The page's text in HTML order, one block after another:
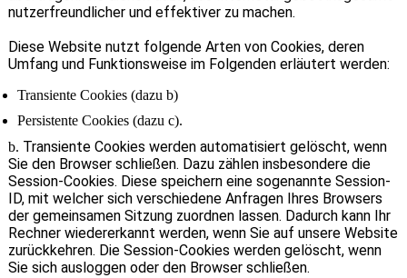
nutzerfreundlicher und effektiver zu machen.
Diese Website nutzt folgende Arten von Cookies, deren
Umfang und Funktionsweise im Folgenden erläutert werden:
Transiente Cookies (dazu b)
Persistente Cookies (dazu c).
b. Transiente Cookies werden automatisiert gelöscht, wenn
Sie den Browser schließen. Dazu zählen insbesondere die
Session-Cookies. Diese speichern eine sogenannte Session-
ID, mit welcher sich verschiedene Anfragen Ihres Browsers
der gemeinsamen Sitzung zuordnen lassen. Dadurch kann Ihr
Rechner wiedererkannt werden, wenn Sie auf unsere Website
zurückkehren. Die Session-Cookies werden gelöscht, wenn
Sie sich ausloggen oder den Browser schließen.